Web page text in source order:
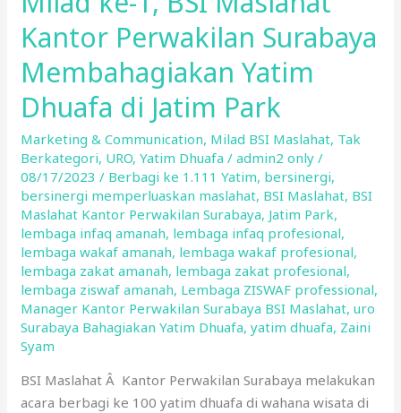
Kantor Perwakilan Surabaya
Membahagiakan Yatim
Dhuafa di Jatim Park
Marketing & Communication, Milad BSI Maslahat, Tak
Berkategori, URO,Yatim Dhuafa /admin2 only/
08/17/2023/ Berbagi ke 1.111 Yatim, bersinergi,
bersinergi memperluaskan maslahat, BSI Maslahat, BSI
Maslahat Kantor Perwakilan Surabaya, Jatim Park,
lembaga infaq amanah, lembaga infaq profesional,
lembaga wakaf amanah, lembaga wakaf profesional,
lembaga zakat amanah, lembaga zakat profesional,
lembaga ziswaf amanah, Lembaga ZISWAF professional,
Manager Kantor Perwakilan Surabaya BSI Maslahat,uro
Surabaya Bahagiakan Yatim Dhuafa,yatim dhuafa, Zaini
Syam
BSI Maslahat Â Kantor Perwakilan Surabaya melakukan
acara berbagi ke 100 yatim dhuafa di wahana wisata di
ke-
1,
BSI
Maslahat
Kantor
Surabaya
Membahagiakan
Yatim
Dhuafa
di
Jatim
Park